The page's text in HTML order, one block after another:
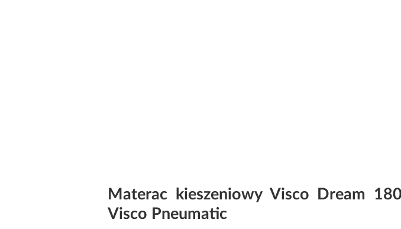
Materac kieszeniowy Visco Dream
Visco Pneumatic